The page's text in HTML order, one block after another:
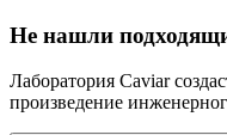
Не нашли
Лаборатория Caviar
произведение